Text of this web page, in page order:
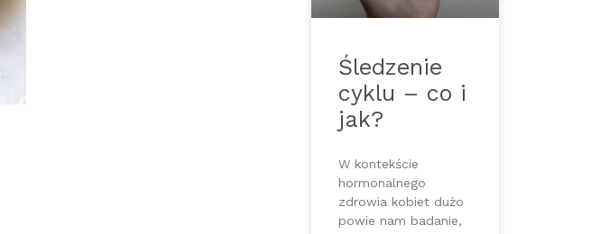
Śledzenie
cyklu – co i
jak?
W kontekście
hormonalnego
zdrowia kobiet dużo
powie nam badanie,